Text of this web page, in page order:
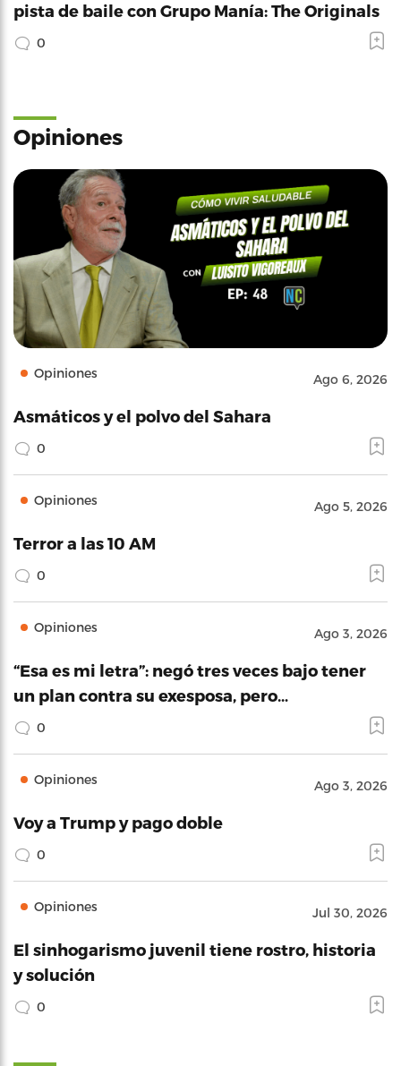
pista de baile con Grupo Manía: The Originals
0
Opiniones
Opiniones Ago 6, 2026
Asmáticos y el polvo del Sahara
0
Opiniones Ago 5, 2026
Terror a las 10 AM
0
Opiniones Ago 3, 2026
“Esa es mi letra”: negó tres veces bajo tener
un plan contra su exesposa, pero…
0
Opiniones Ago 3, 2026
Voy a Trump y pago doble
0
Opiniones Jul 30, 2026
El sinhogarismo juvenil tiene rostro, historia
y solución
0